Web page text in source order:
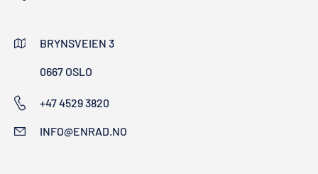
BRYNSVEIEN 3
0667 OSLO
+47 4529 3820
INFO@ENRAD.NO